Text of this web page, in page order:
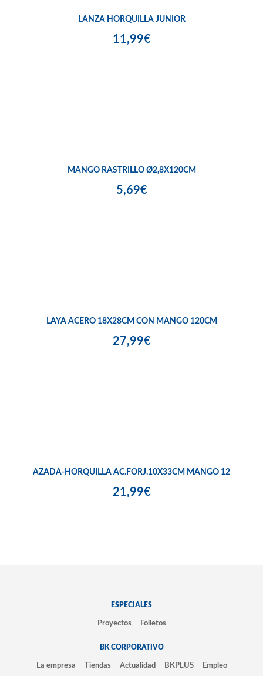
LANZA HORQUILLA JUNIOR
11,99€
MANGO RASTRILLO Ø2,8X120CM
5,69€
LAYA ACERO 18X28CM CON MANGO 120CM
27,99€
AZADA-HORQUILLA AC.FORJ.10X33CM MANGO 12
21,99€
ESPECIALES
Proyectos Folletos
BK CORPORATIVO
La empresa Tiendas Actualidad BKPLUS Empleo